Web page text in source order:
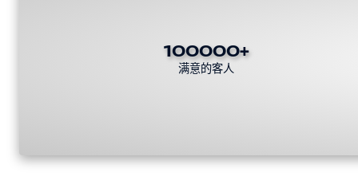
100000+
满意的客人